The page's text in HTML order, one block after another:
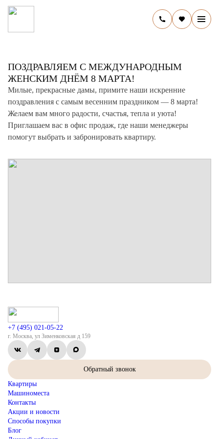
ПОЗДРАВЛЯЕМ С МЕЖДУНАРОДНЫМ
ЖЕНСКИМ ДНЁМ 8 МАРТА!
Милые, прекрасные дамы, примите наши искренние
поздравления с самым весенним праздником — 8 марта!
Желаем вам много радости, счастья, тепла и уюта!
Приглашаем вас в офис продаж, где наши менеджеры
помогут выбрать и забронировать квартиру.
+7 (495) 021-05-22
г. Москва, ул Зименковская д 159
Обратный звонок
Квартиры
Машиноместа
Контакты
Акции и новости
Способы покупки
Блог